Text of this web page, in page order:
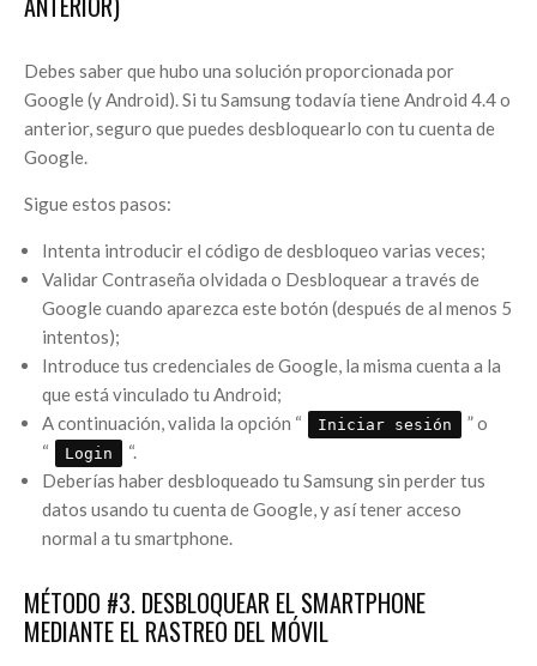
Debes saber que hubo una solución proporcionada por
Google (y Android). Si tu Samsung todavía tiene Android 4.4 o
anterior, seguro que puedes desbloquearlo con tu cuenta de
Google.
Sigue estos pasos:
Intenta introducir el código de desbloqueo varias veces;
Validar Contraseña olvidada o Desbloquear a través de
Google cuando aparezca este botón (después de al menos 5
intentos);
Introduce tus credenciales de Google, la misma cuenta a la
que está vinculado tu Android;
A continuación, valida la opción “
Iniciar sesión
” o
“
Login
“.
Deberías haber desbloqueado tu Samsung sin perder tus
datos usando tu cuenta de Google, y así tener acceso
normal a tu smartphone.
MÉTODO #3. DESBLOQUEAR EL SMARTPHONE
MEDIANTE EL RASTREO DEL MÓVIL